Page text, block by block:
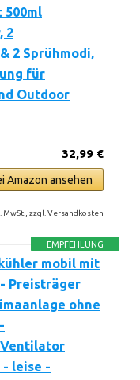
500ml
2
2 Sprühmodi,
für
Outdoor
32,99 €
Amazon ansehen
MwSt., zzgl. Versandkosten
EMPFEHLUNG
mobil mit
Preisträger
ohne
leise -